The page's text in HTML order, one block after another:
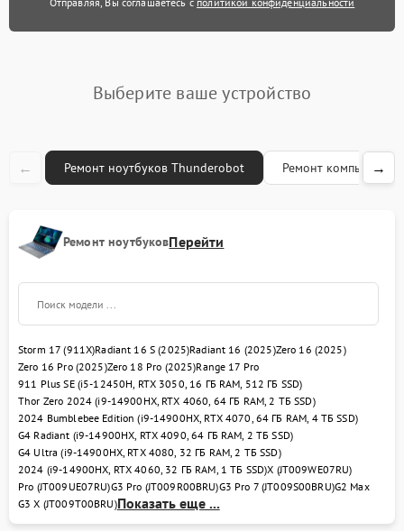
Замена термопасты 845 рублей
Замена жесткого диска 1500 рублей
Замена вебкамеры
Замена USB порта
Ремонт разъема питания 1430 рублей
Ремонт петель крышки 1045 рублей
Замена южного моста 2750 рублей
Замена северного моста 2750 рублей
Замена тачпада 1130 рублей
Выберите ваше устройство
← Ремонт ноутбуков Thunderobot Ремонт →
Ремонт ноутбуковПерейти
Storm 17 (911X)Radiant 16 S (2025)Radiant 16 (2025)Zero 16 (2025)
Zero 16 Pro (2025)Zero 18 Pro (2025)Range 17 Pro
911 Plus SE (i5-12450H, RTX 3050, 16 ГБ RAM, 512 ГБ SSD)
Thor Zero 2024 (i9-14900HX, RTX 4060, 64 ГБ RAM, 2 ТБ SSD)
2024 Bumblebee Edition (i9-14900HX, RTX 4070, 64 ГБ RAM, 4 ТБ SSD)
G4 Radiant (i9-14900HX, RTX 4090, 64 ГБ RAM, 2 ТБ SSD)
G4 Ultra (i9-14900HX, RTX 4080, 32 ГБ RAM, 2 ТБ SSD)
2024 (i9-14900HX, RTX 4060, 32 ГБ RAM, 1 ТБ SSD)X (JT009WE07RU)
Pro (JT009UE07RU)G3 Pro (JT009R00BRU)G3 Pro 7 (JT009S00BRU)G2 Max
G3 X (JT009T00BRU)Показать еще ...